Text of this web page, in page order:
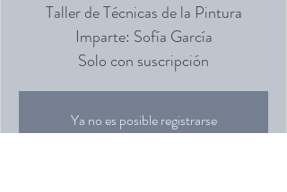
Taller de Técnicas de la Pintura
Imparte: Sofía García
Solo con suscripción
Ya no es posible registrarse